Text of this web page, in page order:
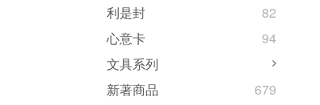
利是封
82
心意卡
94
文具系列
新著商品
679